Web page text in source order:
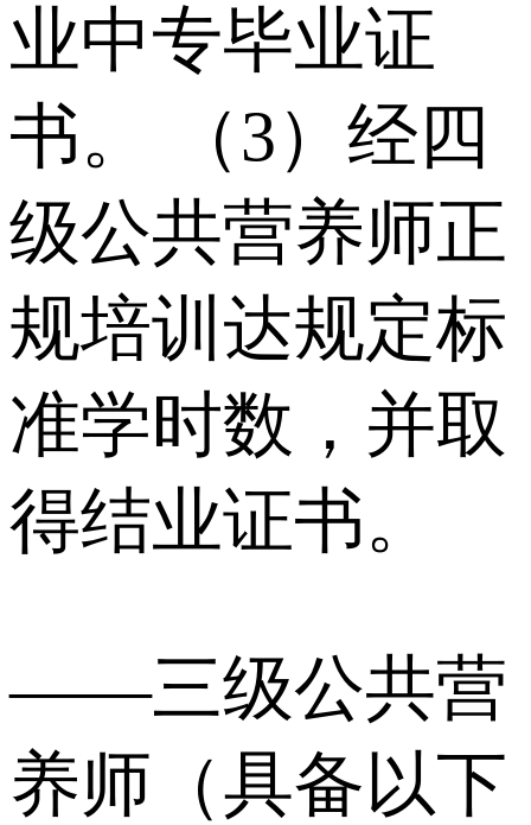
业中专毕业证
书。 （3）经四
级公共营养师正
规培训达规定标
准学时数，并取
得结业证书。
——三级公共营
养师（具备以下